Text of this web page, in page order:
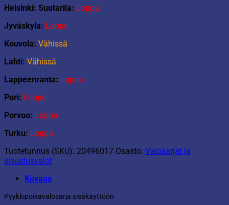
Helsinki: Suutarila: Loppu
Jyväskyla: Loppu
Kouvola: Vähissä
Lahti: Vähissä
Lappeenranta: Loppu
Pori: Loppu
Porvoo: Loppu
Turku: Loppu
Tuotetunnus (SKU): 20496017 Osasto: Valosarjat ja
sisustusvalot
Kuvaus
Pyykkipoikavalosarja sisäkäyttöön